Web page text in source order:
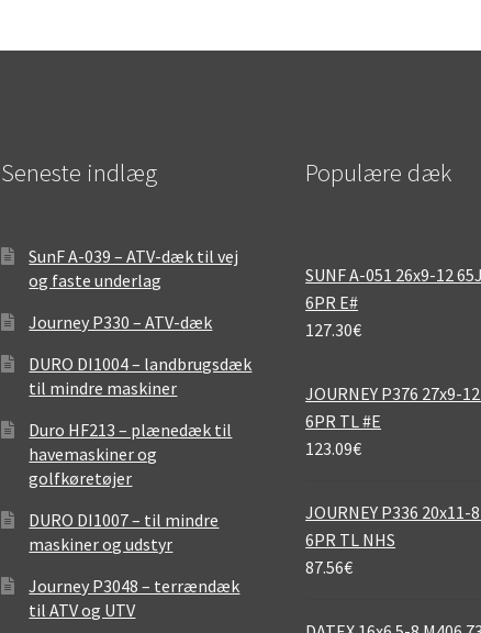
Seneste indlæg
SunF A-039 – ATV-dæk til vej
og faste underlag
Journey P330 – ATV-dæk
DURO DI1004 – landbrugsdæk
til mindre maskiner
Duro HF213 – plænedæk til
havemaskiner og
golfkøretøjer
DURO DI1007 – til mindre
maskiner og udstyr
Journey P3048 – terrændæk
til ATV og UTV
Populære dæk
SUNF A-051 26x9-12 65J
6PR E#
127.30€
JOURNEY P376 27x9-
6PR TL #E
123.09€
JOURNEY P336 20x11-
6PR TL NHS
87.56€